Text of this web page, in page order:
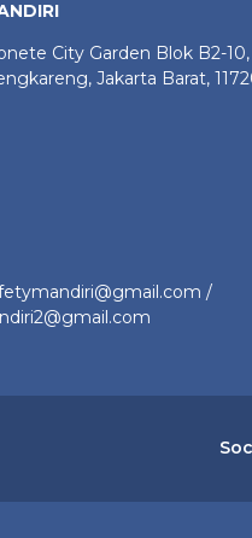
City Garden Blok B2-10,
Jakarta Barat,
/